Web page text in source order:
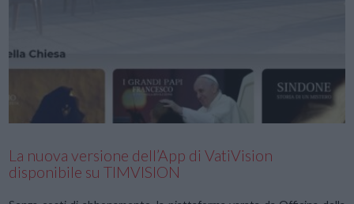
La nuova versione dell’App di VatiVision
disponibile su TIMVISION